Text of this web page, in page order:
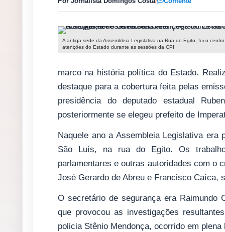
A antiga sede da Assembleia Legislativa na Rua do Egito, foi o
atenções do Estado durante as sessões da CPI
marco na história política do Estado.
destaque para a cobertura feita pelas
presidência do deputado estadual
posteriormente se elegeu prefeito de
Naquele ano a Assembleia Legislativa
São Luís, na rua do Egito. Os
parlamentares e outras autoridades com o
José Gerardo de Abreu e Francisco Caíca,
O secretário de segurança era Raimundo
que provocou as investigações
policia Stênio Mendonça, ocorrido em